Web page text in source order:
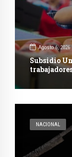
Agosto 6, 2026
Subsidio
NACIONAL